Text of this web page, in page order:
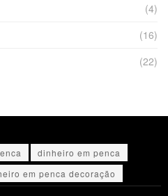
(4)
(16)
(22)
dinheiro em penca
em penca decoração